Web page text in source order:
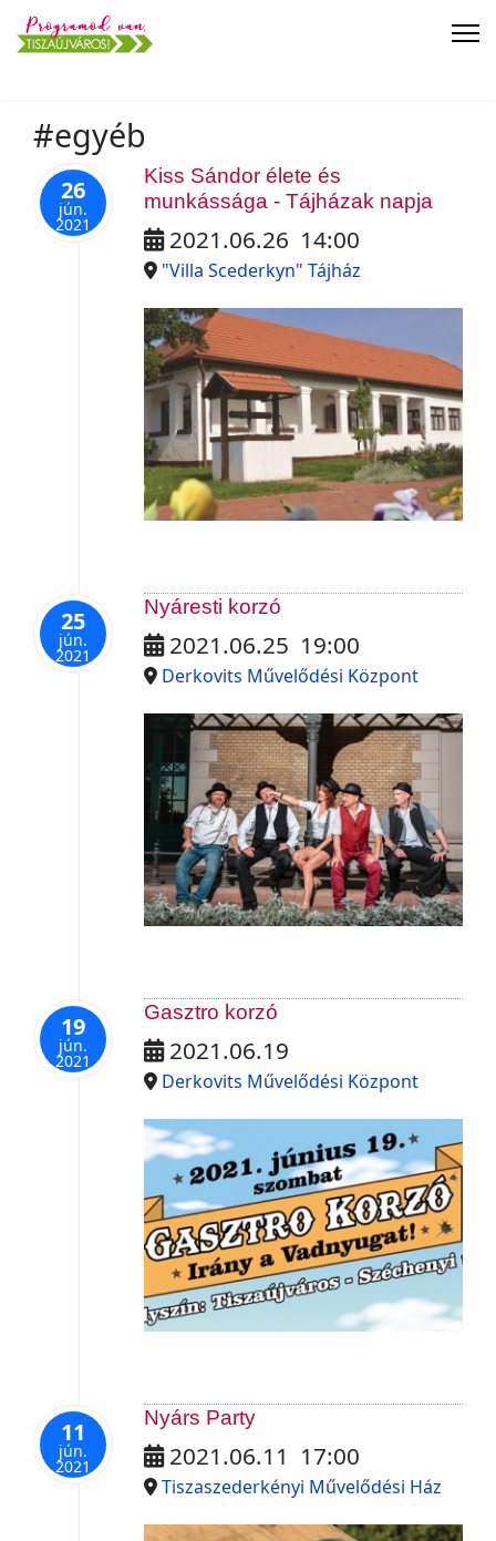
#egyéb
26
jún.
2021
Kiss Sándor élete és
munkássága - Tájházak napja
2021.06.26 14:00
"Villa Scederkyn" Tájház
25
jún.
2021
Nyáresti korzó
2021.06.25 19:00
Derkovits Művelődési Központ
19
jún.
2021
Gasztro korzó
2021.06.19
Derkovits Művelődési Központ
11
jún.
2021
Nyárs Party
2021.06.11 17:00
Tiszaszederkényi Művelődési Ház